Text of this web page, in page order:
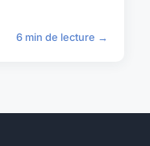
6 min de lecture →